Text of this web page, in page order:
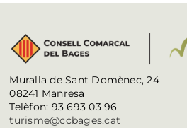
Muralla de Sant Domènec, 24
08241 Manresa
Telèfon: 93 693 03 96
turisme@ccbages.cat